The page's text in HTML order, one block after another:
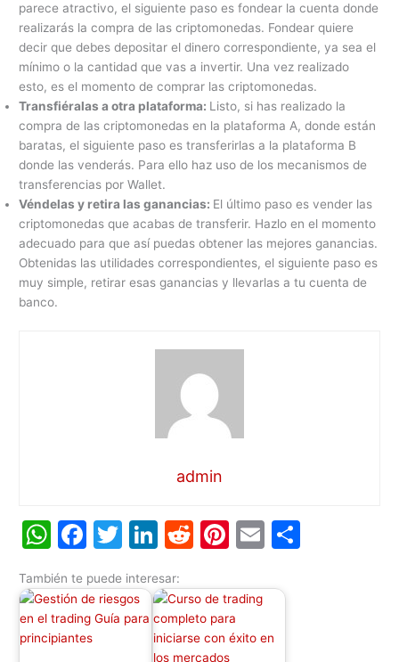
parece atractivo, el siguiente paso es fondear la cuenta donde
realizarás la compra de las criptomonedas. Fondear quiere
decir que debes depositar el dinero correspondiente, ya sea el
mínimo o la cantidad que vas a invertir. Una vez realizado
esto, es el momento de comprar las criptomonedas.
Transfiéralas a otra plataforma: Listo, si has realizado la
compra de las criptomonedas en la plataforma A, donde están
baratas, el siguiente paso es transferirlas a la plataforma B
donde las venderás. Para ello haz uso de los mecanismos de
transferencias por Wallet.
Véndelas y retira las ganancias: El último paso es vender las
criptomonedas que acabas de transferir. Hazlo en el momento
adecuado para que así puedas obtener las mejores ganancias.
Obtenidas las utilidades correspondientes, el siguiente paso es
muy simple, retirar esas ganancias y llevarlas a tu cuenta de
banco.
admin
W
at
s
A
F
c
e
b
T
itt
er
Li
k
e
dI
R
d
di
t
Pi
er
e
st
E
ai
También te puede interesar: